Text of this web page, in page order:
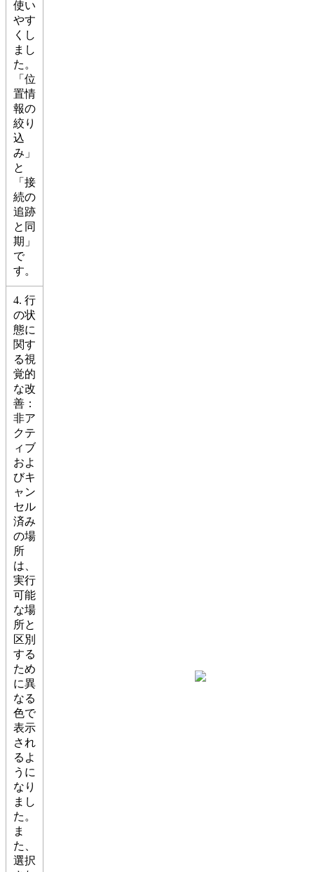
使い
やす
くし
まし
た。
「位
置情
報の
絞り
込
み」
と
「接
続の
追跡
と同
期」
で
す。
4. 行
の状
態に
関す
る視
覚的
な改
善：
非ア
クテ
ィブ
およ
びキ
ャン
セル
済み
の場
所
は、
実行
可能
な場
所と
区別
する
ため
に異
なる
色で
表示
され
るよ
うに
なり
まし
た。
ま
た、
選択